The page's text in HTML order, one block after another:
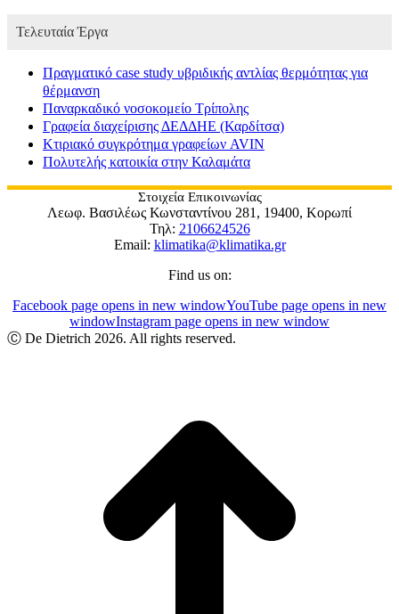
Τελευταία Έργα
Πραγματικό case study υβριδικής αντλίας θερμότητας για
θέρμανση
Παναρκαδικό νοσοκομείο Τρίπολης
Γραφεία διαχείρισης ΔΕΔΔΗΕ (Καρδίτσα)
Κτιριακό συγκρότημα γραφείων AVIN
Πολυτελής κατοικία στην Καλαμάτα
Στοιχεία Επικοινωνίας
Λεωφ. Βασιλέως Κωνσταντίνου 281, 19400, Κορωπί
Τηλ: 2106624526
Email: klimatika@klimatika.gr
Find us on:
Facebook page opens in new windowYouTube page opens in new
windowInstagram page opens in new window
Ⓒ De Dietrich 2026. All rights reserved.